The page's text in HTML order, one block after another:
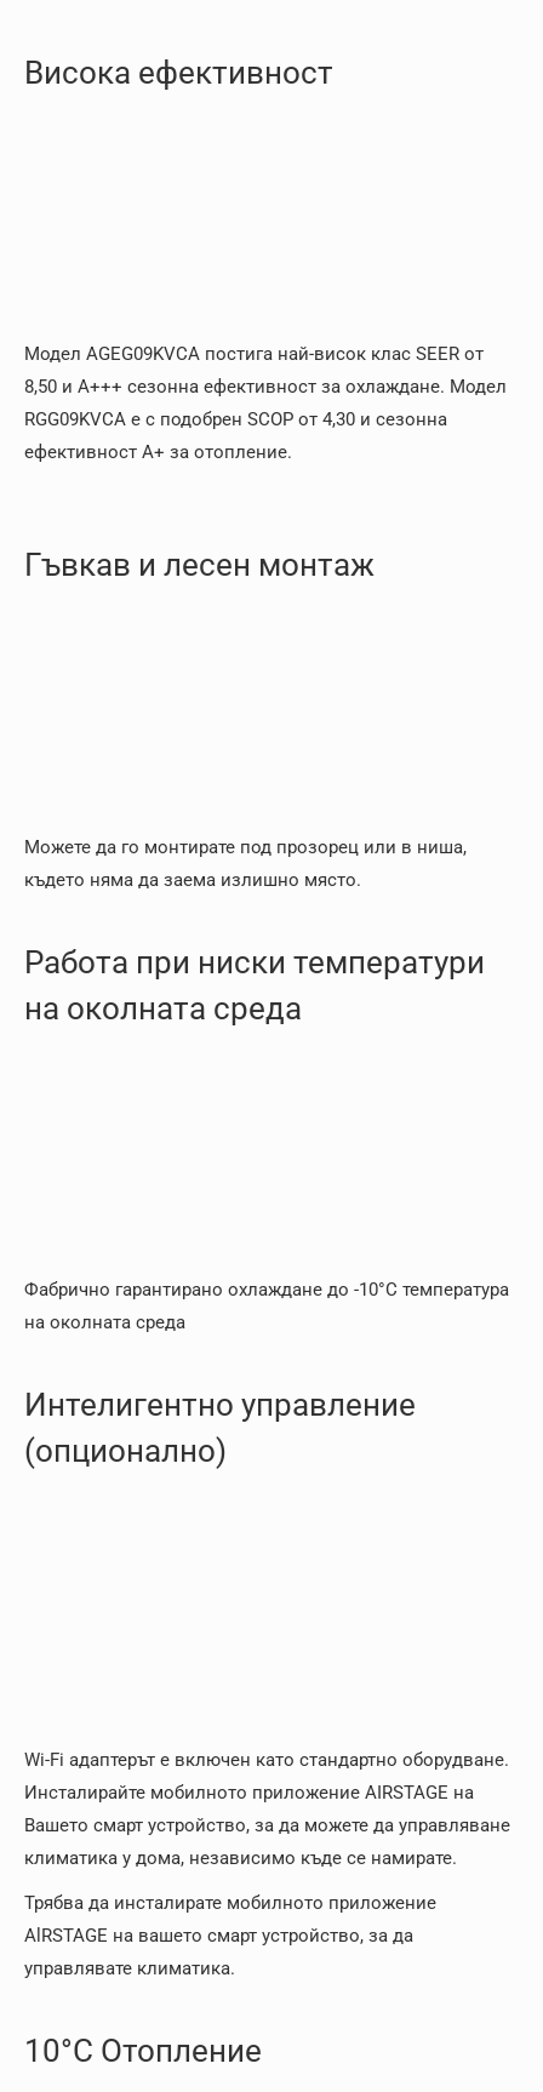
Висока ефективност
Модел AGEG09KVCA постига най-висок клас SEER от
8,50 и А+++ сезонна ефективност за охлаждане. Модел
RGG09KVCA е с подобрен SCOP от 4,30 и сезонна
ефективност А+ за отопление.
Гъвкав и лесен монтаж
Можете да го монтирате под прозорец или в ниша,
където няма да заема излишно място.
Работа при ниски температури
на околната среда
Фабрично гарантирано охлаждане до -10°C температура
на околната среда
Интелигентно управление
(опционално)
Wi-Fi адаптерът е включен като стандартно оборудване.
Инсталирайте мобилното приложение AIRSTAGE на
Вашето смарт устройство, за да можете да управляване
климатика у дома, независимо къде се намирате.
Трябва да инсталирате мобилното приложение
AlRSTAGE на вашето смарт устройство, за да
управлявате климатика.
10°C Отопление